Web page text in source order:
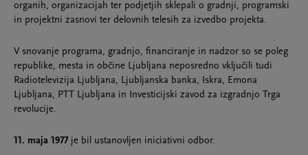
organih, organizacijah ter podjetjih sklepali o gradnji, programski
in projektni zasnovi ter delovnih telesih za izvedbo projekta.
V snovanje programa, gradnjo, financiranje in nadzor so se poleg
republike, mesta in občine Ljubljana neposredno vključili tudi
Radiotelevizija Ljubljana, Ljubljanska banka, Iskra, Emona
Ljubljana, PTT Ljubljana in Investicijski zavod za izgradnjo Trga
revolucije.
11. maja 1977 je bil ustanovljen iniciativni odbor.